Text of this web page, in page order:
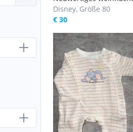
gr 9- 12 monate / ca gr
Disney, Größe 80
€ 30